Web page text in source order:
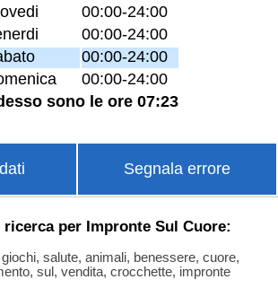
00:00-24:00
00:00-24:00
00:00-24:00
00:00-24:00
sono le ore 07:23
Segnala errore
ricerca per Impronte Sul Cuore:
salute, animali, benessere, cuore,
sul, vendita, crocchette, impronte